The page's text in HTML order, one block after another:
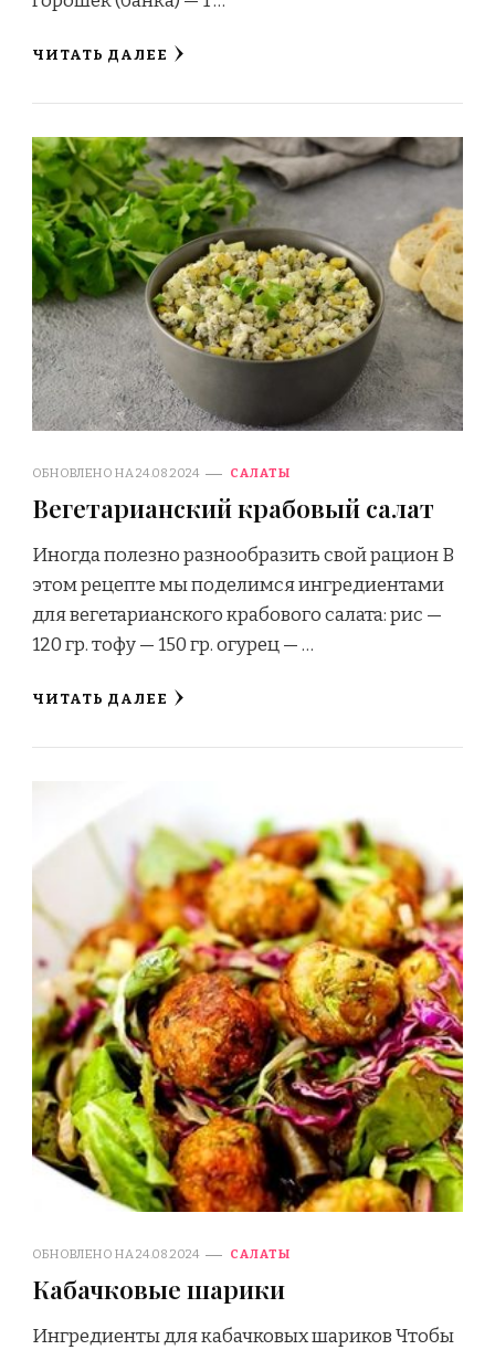
ЧИТАТЬ ДАЛЕЕ
ОБНОВЛЕНО НА24.08.2024 САЛАТЫ
Вегетарианский крабовый салат
Иногда полезно разнообразить свой рацион В
этом рецепте мы поделимся ингредиентами
для вегетарианского крабового салата: рис —
120 гр. тофу — 150 гр. огурец — …
ЧИТАТЬ ДАЛЕЕ
ОБНОВЛЕНО НА24.08.2024 САЛАТЫ
Кабачковые шарики
Ингредиенты для кабачковых шариков Чтобы